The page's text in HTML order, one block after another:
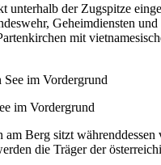
der Zugspitze
Geheimdiensten
mit
im Vordergrund
am Berg sitzt
die Träger der